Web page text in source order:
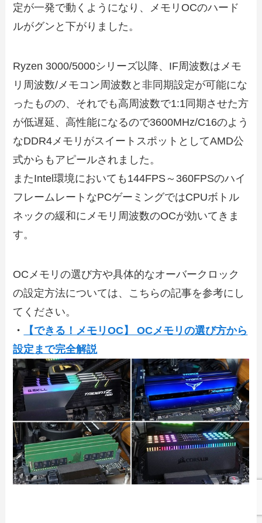
定が一発で動くようになり、メモリOCのハード
ルがグンと下がりました。
Ryzen 3000/5000シリーズ以降、IF周波数はメモ
リ周波数/メモコン周波数と非同期設定が可能にな
ったものの、それでも高周波数で1:1同期させた方
が低遅延、高性能になるので3600MHz/C16のよう
なDDR4メモリがスイートスポットとしてAMD公
式からもアピールされました。
またIntel環境においても144FPS～360FPSのハイ
フレームレートなPCゲーミングではCPUボトル
ネックの緩和にメモリ周波数のOCが効いてきま
す。
OCメモリの選び方や具体的なオーバークロック
の設定方法については、こちらの記事を参考にし
てください。
・
【できる！メモリOC】 OCメモリの選び方から
設定まで完全解説